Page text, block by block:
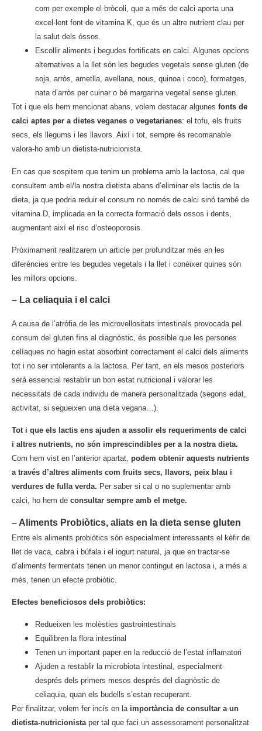
com per exemple el bròcoli, que a més de calci aporta una
excel·lent font de vitamina K, que és un altre nutrient clau per
la salut dels óssos.
Escollir aliments i begudes fortificats en calci. Algunes opcions
alternatives a la llet són les begudes vegetals sense gluten (de
soja, arròs, ametlla, avellana, nous, quinoa i coco), formatges,
nata d’arròs per cuinar o bé margarina vegetal sense gluten.
Tot i que els hem mencionat abans, volem destacar algunes fonts de
calci aptes per a dietes veganes o vegetarianes: el tofu, els fruits
secs, els llegums i les llavors. Així i tot, sempre és recomanable
valora-ho amb un dietista-nutricionista.
En cas que sospitem que tenim un problema amb la lactosa, cal que
consultem amb el/la nostra dietista abans d’eliminar els lactis de la
dieta, ja que podria reduir el consum no només de calci sinó també de
vitamina D, implicada en la correcta formació dels ossos i dents,
augmentant així el risc d’osteoporosis.
Pròximament realitzarem un article per profunditzar més en les
diferències entre les begudes vegetals i la llet i conèixer quines són
les millors opcions.
– La celiaquia i el calci
A causa de l’atròfia de les microvellositats intestinals provocada pel
consum del gluten fins al diagnòstic, és possible que les persones
celíaques no hagin estat absorbint correctament el calci dels aliments
tot i no ser intolerants a la lactosa. Per tant, en els mesos posteriors
serà essencial restablir un bon estat nutricional i valorar les
necessitats de cada individu de manera personalitzada (segons edat,
activitat, si segueixen una dieta vegana…).
Tot i que els lactis ens ajuden a assolir els requeriments de calci
i altres nutrients, no són imprescindibles per a la nostra dieta.
Com hem vist en l’anterior apartat, podem obtenir aquests nutrients
a través d’altres aliments com fruits secs, llavors, peix blau i
verdures de fulla verda. Per saber si cal o no suplementar amb
calci, ho hem de consultar sempre amb el metge.
– Aliments Probiòtics, aliats en la dieta sense gluten
Entre els aliments probiòtics són especialment interessants el kèfir de
llet de vaca, cabra i búfala i el iogurt natural, ja que en tractar-se
d’aliments fermentats tenen un menor contingut en lactosa i, a més a
més, tenen un efecte probiòtic.
Efectes beneficiosos dels probiòtics:
Redueixen les molèsties gastrointestinals
Equilibren la flora intestinal
Tenen un important paper en la reducció de l’estat inflamatori
Ajuden a restablir la microbiota intestinal, especialment
després dels primers mesos després del diagnòstic de
celiaquia, quan els budells s’estan recuperant.
Per finalitzar, volem fer incís en laimportància de consultar a un
dietista-nutricionistaper tal que faci un assessorament personalitzat